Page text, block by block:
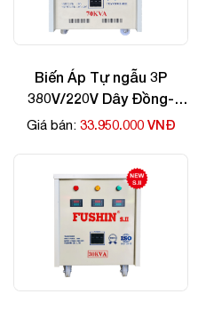
Biến Áp Tự ngẫu 3P
380V/220V Dây Đồng-
70kva
Giá bán: 33.950.000 VNĐ